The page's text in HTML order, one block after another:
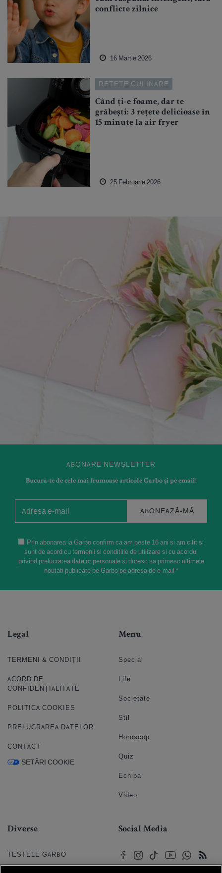
conflicte zilnice
16 Martie 2026
RETETE CULINARE
Când ți-e foame, dar te
grăbești: 3 rețete delicioase în
15 minute la air fryer
25 Februarie 2026
ABONARE NEWSLETTER
Bucură-te de cele mai frumoase articole Garbo și pe email!
ABONEAZĂ-MĂ
Prin abonarea la Garbo confirm ca am peste 16 ani si am citit si
sunt de acord cu termenii si conditiile de utilizare si cu acordul
privind prelucrarea datelor personale si doresc sa primesc ultimele
noutati publicate pe Garbo pe adresa de e-mail *
Legal
TERMENI & CONDIȚII
ACORD DE
CONFIDENȚIALITATE
POLITICA COOKIES
PRELUCRAREA DATELOR
CONTACT
SETĂRI COOKIE
Menu
Special
Life
Societate
Stil
Horoscop
Quiz
Echipa
Video
Diverse
TESTELE GARBO
Social Media